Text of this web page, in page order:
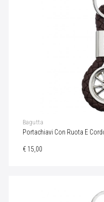
Bagutta
Portachiavi Con Ruota E
€ 15,00